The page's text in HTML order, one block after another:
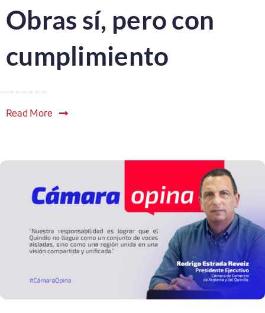
Obras sí, pero con
cumplimiento
Read More